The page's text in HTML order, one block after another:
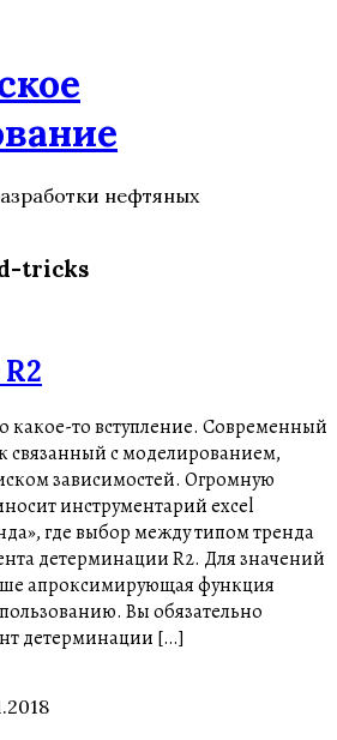
нефтяных
tricks
какое-то вступление. Современный
связанный с моделированием,
зависимостей. Огромную
инструментарий excel
где выбор между типом тренда
детерминации R2. Для значений
апроксимирующая функция
Вы обязательно
детерминации […]